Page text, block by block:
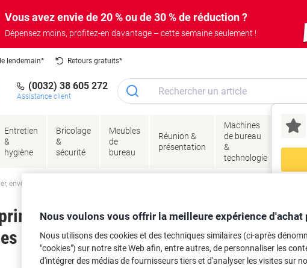
Vous avez envie de 20 % ou de 30 % de réduction ?
Dépensez moins, profitez-en davantage – cette semaine seulement !
lendemain* Retours gratuits*
(0032) 38 605 272
Assistance client
Entretien
&
hygiène
Bricolage
&
sécurité
Meubles
de
bureau
Réunion &
présentation
Machines
de bureau
&
technologie
Encres
enveloppes & emballage
Viking Economy A4 80 g/m²
Marque : Viking Viking N°. 5311521
Nous voulons vous offrir la meilleure expérience d'achat
Nous utilisons des cookies et des techniques similaires (ci-après
"cookies") sur notre site Web afin, entre autres, de personnaliser les
d'intégrer des médias de fournisseurs tiers et d'analyser les visites sur